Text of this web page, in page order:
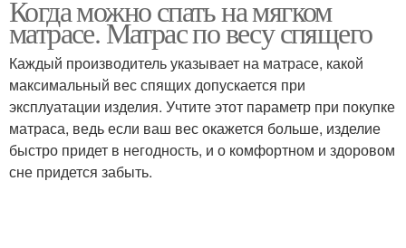
матрасов
Матрас для сна
Пружинные матрасы
Дискомфорт от нового
матраса
Когда можно спать на мягком
матрасе. Матрас по весу спящего
Каждый производитель указывает на матрасе, какой
максимальный вес спящих допускается при
эксплуатации изделия. Учтите этот параметр при покупке
матраса, ведь если ваш вес окажется больше, изделие
быстро придет в негодность, и о комфортном и здоровом
сне придется забыть.